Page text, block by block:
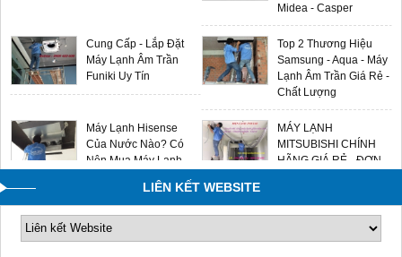
Midea - Casper
Cung Cấp - Lắp Đặt
Máy Lạnh Âm Trần
Funiki Uy Tín
Top 2 Thương Hiệu
Samsung - Aqua - Máy
Lạnh Âm Trần Giá Rẻ -
Chất Lượng
Máy Lạnh Hisense
Của Nước Nào? Có
Nên Mua Máy Lạnh
MÁY LẠNH
MITSUBISHI CHÍNH
HÃNG GIÁ RẺ - ĐƠN
0909588116
LIÊN KẾT WEBSITE